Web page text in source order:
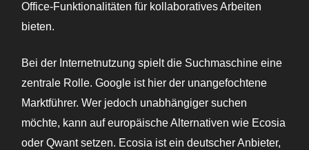
Office-Funktionalitäten für kollaboratives Arbeiten
bieten.
Bei der Internetnutzung spielt die Suchmaschine eine
zentrale Rolle. Google ist hier der unangefochtene
Marktführer. Wer jedoch unabhängiger suchen
möchte, kann auf europäische Alternativen wie Ecosia
oder Qwant setzen. Ecosia ist ein deutscher Anbieter,